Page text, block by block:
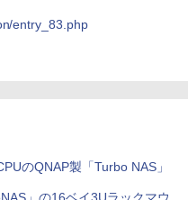
entry_83.php
のQNAP製「Turbo NAS」